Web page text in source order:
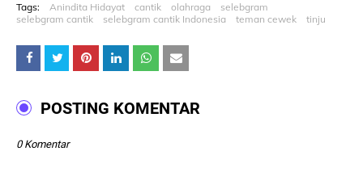
Tags: Anindita Hidayat cantik olahraga
selebgram
selebgram cantik
selebgram cantik Indonesia teman cewek tinju
POSTING KOMENTAR
0 Komentar